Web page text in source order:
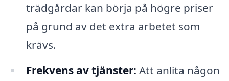
trädgårdar kan börja på högre priser
på grund av det extra arbetet som
krävs.
Frekvens av tjänster: Att anlita någon